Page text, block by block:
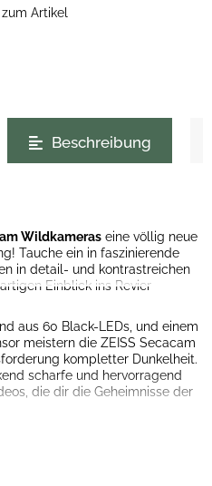
Artikel
Beschreibung
Wildkameras eine völlig neue
Tauche ein in faszinierende
in detail- und kontrastreichen
Einblick ins Revier
aus 60 Black-LEDs, und einem
meistern die ZEISS Secacam
kompletter Dunkelheit.
scharfe und hervorragend
die dir die Geheimnisse der
praktische Bauweise. Mit ihrem
Struktur kannst du die